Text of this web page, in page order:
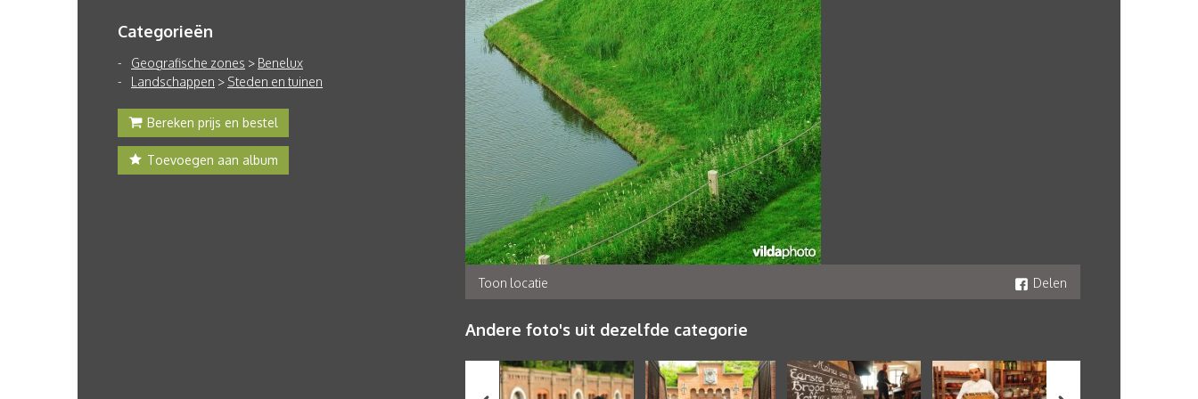
Categorieën
Geografische zones > Benelux
Landschappen > Steden en tuinen
Bereken prijs en bestel
Toevoegen aan album
Toon locatie Delen
Andere foto's uit dezelfde categorie